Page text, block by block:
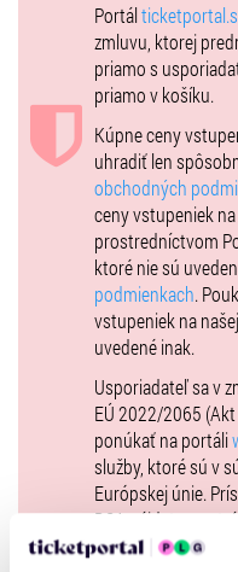
Portál
zmluvu, ktorej
priamo s
priamo v košíku.
Kúpne ceny
uhradiť len
obchodných
ceny vstupeniek
prostredníctvom
ktoré nie sú
podmienkach.
vstupeniek na
uvedené inak.
Usporiadateľ sa v
EÚ 2022/2065
ponúkať na portáli
služby, ktoré sú v
Európskej únie.
DSA nájdete na